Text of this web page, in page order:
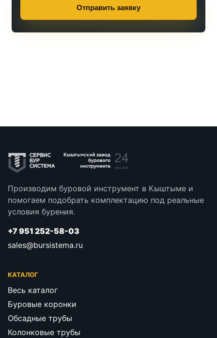
Отправить заявку
Производим буровой инструмент в Кыштыме и
помогаем подобрать комплектацию под реальные
условия бурения.
+7 951 252-58-03
sales@bursistema.ru
КАТАЛОГ
Весь каталог
Буровые коронки
Обсадные трубы
Колонковые трубы